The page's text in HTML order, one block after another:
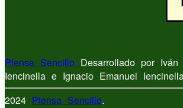
Piensa Sencillo Desarrollado por Iván
Iencinella e Ignacio Emanuel
2024 Piensa Sencillo.